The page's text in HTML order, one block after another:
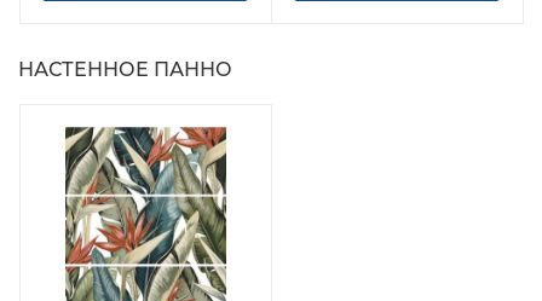
НАСТЕННОЕ ПАННО